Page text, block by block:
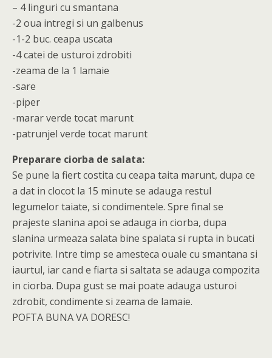
– 4 linguri cu smantana
-2 oua intregi si un galbenus
-1-2 buc. ceapa uscata
-4 catei de usturoi zdrobiti
-zeama de la 1 lamaie
-sare
-piper
-marar verde tocat marunt
-patrunjel verde tocat marunt
Preparare ciorba de salata:
Se pune la fiert costita cu ceapa taita marunt, dupa ce
a dat in clocot la 15 minute se adauga restul
legumelor taiate, si condimentele. Spre final se
prajeste slanina apoi se adauga in ciorba, dupa
slanina urmeaza salata bine spalata si rupta in bucati
potrivite. Intre timp se amesteca ouale cu smantana si
iaurtul, iar cand e fiarta si saltata se adauga compozita
in ciorba. Dupa gust se mai poate adauga usturoi
zdrobit, condimente si zeama de lamaie.
POFTA BUNA VA DORESC!